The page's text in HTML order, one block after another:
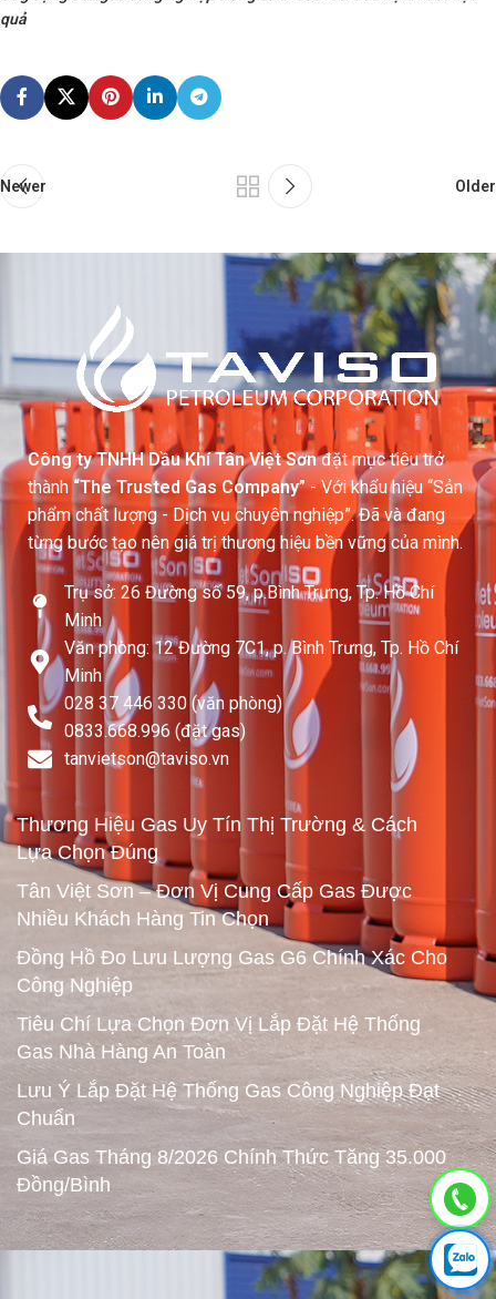
quả
Newer Older
Công ty TNHH Dầu Khí Tân Việt Sơnđặt mục tiêu trở
thành “The Trusted Gas Company”- Với khẩu hiệu “Sản
phẩm chất lượng - Dịch vụ chuyên nghiệp”. Đã và đang
từng bước tạo nên giá trị thương hiệu bền vững của mình.
Trụ sở: 26 Đường số 59, p.Bình Trưng, Tp. Hồ Chí
Minh
Văn phòng: 12 Đường 7C1, p. Bình Trưng, Tp. Hồ Chí
Minh
028 37 446 330 (văn phòng)
0833.668.996 (đặt gas)
tanvietson@taviso.vn​
Thương Hiệu Gas Uy Tín Thị Trường & Cách
Lựa Chọn Đúng
Tân Việt Sơn – Đơn Vị Cung Cấp Gas Được
Nhiều Khách Hàng Tin Chọn
Đồng Hồ Đo Lưu Lượng Gas G6 Chính Xác Cho
Công Nghiệp
Tiêu Chí Lựa Chọn Đơn Vị Lắp Đặt Hệ Thống
Gas Nhà Hàng An Toàn
Lưu Ý Lắp Đặt Hệ Thống Gas Công Nghiệp Đạt
Chuẩn
Giá Gas Tháng 8/2026 Chính Thức Tăng 35.000
Đồng/Bình